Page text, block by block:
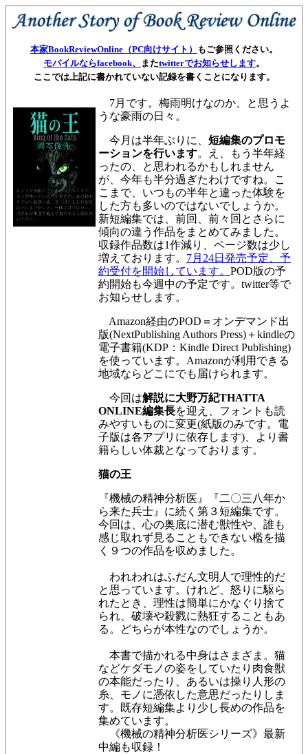
本家BookReviewOnline（PC向けサイト）
もご参照ください。
モバイルならfacebook、
またtwitterでお知らせします。
ここでは上記に書かれていない記録を書くことになります。
7月です。梅雨明けなのか、と思うよ
うな豪雨の日々。
今月は半年ぶりに、 短編集のプロモ
ーションを行います。え、もう半年経
ったの、と思われるかもしれません
が、今年も半分過ぎたわけですね。こ
こまで、いつもの半年と違った体験を
した方も多いのではないでしょうか。
新短編集では、前回、前々回とさらに
傾向の違う作品をまとめてみました。
収録作品数は1作減り、ページ数は少し
増えております。 7月24日発売予定、予
約受付を開始しています。 POD版の予
約開始も今週中の予定です。twitter等で
お知らせします。
Amazon経由のPOD＝オンデマンド出
版(NextPublishing Authors Press)＋kindleの
電子書籍(KDP：Kindle Direct Publishing)
を使っています。Amazonが利用できる
地域ならどこにでも届けられます。
今回は解説に大野万紀THATTA
ONLINE編集長を迎え、フォントも読
みやすいものに変更(紙版のみです。 電
子版は各アプリに依存します)、より書
籍らしい体裁となっております。
猫の王
『機械の精神分析医』『二〇三八年か
ら来た兵士』に続く第３短編集です。
今回は、心の奥底に潜む獣性や、誰も
感じ取れず見ることもできない檻を描
く９つの作品を収めました。
われわれはふだん文明人で理性的だ
と思っています。けれど、怒りに駆ら
れたとき、理性は簡単にかなぐり捨て
られ、破壊や殺戮に熱狂することもあ
る。どちらが本性なのでしょうか。
本書で描かれる中身はさまざま。猫
などケダモノの姿をしていたり肉食獣
の本能だったり、あるいは操り人形の
糸、モノに憑依した意思だったりしま
す。既存短編集より少し長めの作品を
集めています。
《機械の精神分析医シリーズ》最新
中編も収録！